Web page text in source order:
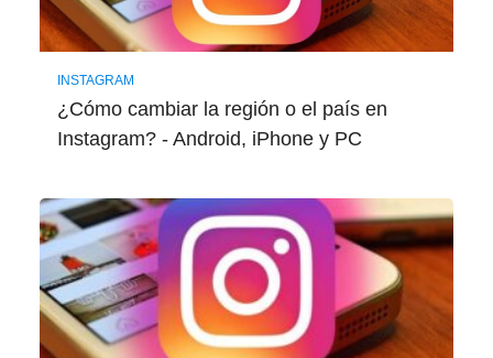
INSTAGRAM
¿Cómo cambiar la región o el país en
Instagram? - Android, iPhone y PC